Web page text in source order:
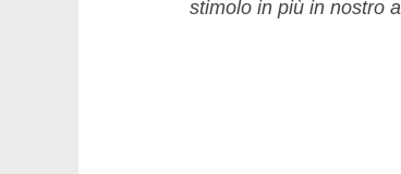
stimolo in più in nostro